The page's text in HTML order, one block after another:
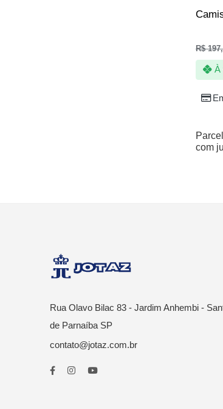
R$
À
com
Rua Olavo Bilac 83 - Jardim Anhembi -
de Parnaíba SP
contato@jotaz.com.br